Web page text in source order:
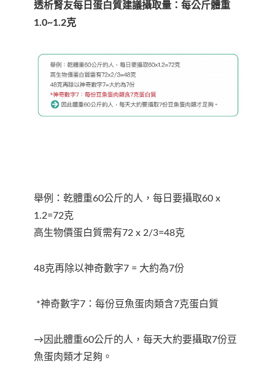
透析腎友每日蛋白質建議攝取量：每公斤體重
1.0~1.2克
舉例：乾體重60公斤的人，每日要攝取60 x
1.2=72克
高生物價蛋白質需有72 x 2/3=48克
48克再除以神奇數字7 = 大約為7份
*神奇數字7：每份豆魚蛋肉類含7克蛋白質
→因此體重60公斤的人，每天大約要攝取7份豆
魚蛋肉類才足夠。